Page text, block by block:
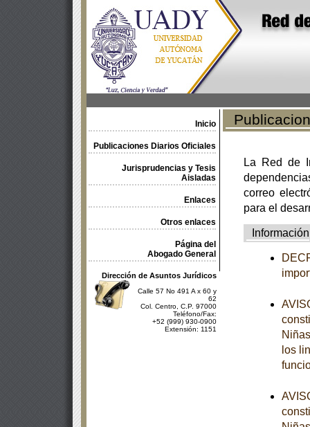
Inicio
Publicaciones Diarios Oficiales
Jurisprudencias y Tesis
Aisladas
Enlaces
Otros enlaces
Página del
Abogado General
Dirección de Asuntos Jurídicos
Calle 57 No 491 A x 60 y
62
Col. Centro, C.P. 97000
Teléfono/Fax:
+52 (999) 930-0900
Extensión: 1151
La Red de
correo
para el
Información
los